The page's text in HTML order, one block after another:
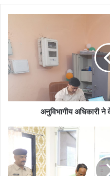
ने
केवाईसी
कार्य
की
अनुविभागीय अधिकारी ने
जनसुनवाई
आवेदकों
कलेक्टर